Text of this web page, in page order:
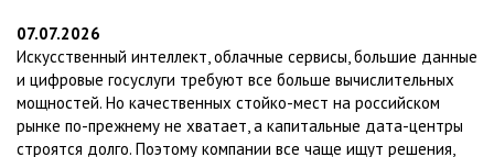
07.07.2026
Искусственный интеллект, облачные сервисы, большие данные
и цифровые госуслуги требуют все больше вычислительных
мощностей. Но качественных стойко-мест на российском
рынке по-прежнему не хватает, а капитальные дата-центры
строятся долго. Поэтому компании все чаще ищут решения,